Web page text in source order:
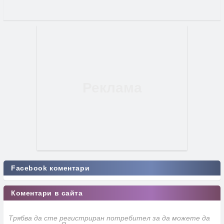
Facebook коментари
Коментари в сайта
Трябва да сте регистриран потребител за да можете да